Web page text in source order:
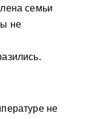
семьи
не
не